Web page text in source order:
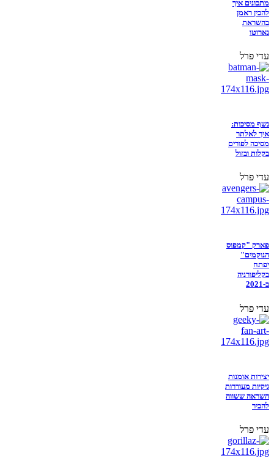
מתכונים איך
להכין ראמן
בהשראת
נארוטו
עדי פרל
נשף מסיכות:
איך לאלתר
מסיכה לפורים
בקלות ובזול
עדי פרל
פארק "קמפוס
הנוקמים"
יפתח
בקליפורניה
ב-2021
עדי פרל
יצירות אומנות
גיקיות מעוררות
השראה ששווה
להכיר
עדי פרל